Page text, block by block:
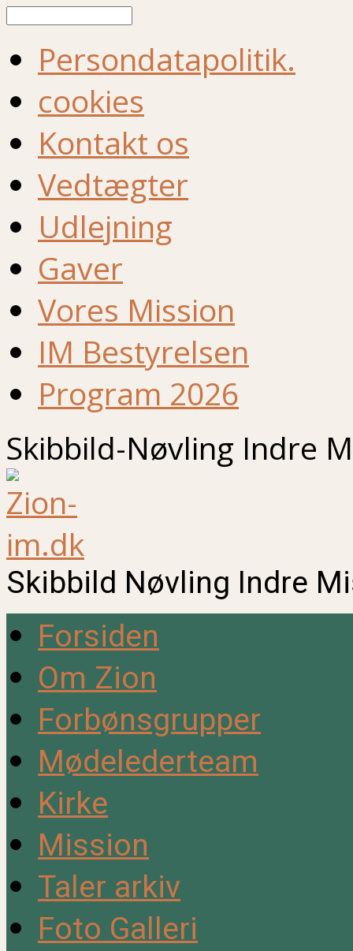
Persondatapolitik.
cookies
Kontakt os
Vedtægter
Udlejning
Gaver
Vores Mission
IM Bestyrelsen
Program 2026
Skibbild-Nøvling Indre
Skibbild Nøvling Indre
Forsiden
Om Zion
Forbønsgrupper
Mødelederteam
Kirke
Mission
Taler arkiv
Foto Galleri